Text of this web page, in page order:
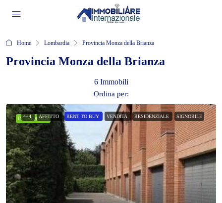
Home Lombardia Provincia Monza della Brianza
Provincia Monza della Brianza
6 Immobili
Ordina per:
IN EVIDENZA
4+4 AFFITTO RENT TO BUY VENDITA RESIDENZIALE SIGNORILE